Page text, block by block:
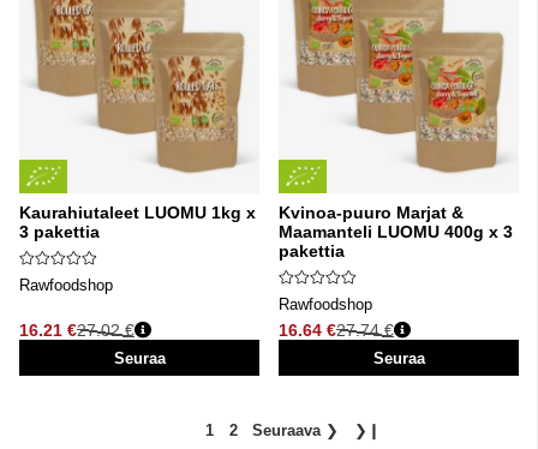
Kaurahiutaleet LUOMU 1kg x
3 pakettia
Rawfoodshop
16.21 €
Normaali hinta
27.02 €
Seuraa
Kvinoa-puuro Marjat &
Maamanteli LUOMU 400g x 3
pakettia
Rawfoodshop
16.64 €
Normaali hinta
27.74 €
Seuraa
1 2 Seuraava ❯ ❯❙